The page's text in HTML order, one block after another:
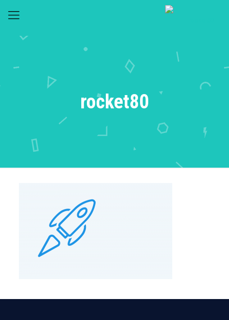
rocket80